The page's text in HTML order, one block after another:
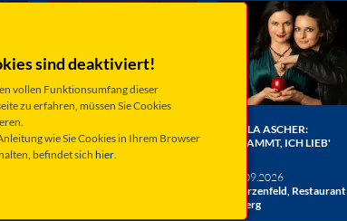
sind deaktiviert!
vollen Funktionsumfang dieser
zu erfahren, müssen Sie Cookies
wie Sie Cookies in Ihrem Browser
befindet sich hier.
DAS JUBILÄUMSKONZERT
verschiedene Termine
ANGELA ASCHER:
VERDAMMT, ICH LIEB'
Sa 19.09.2026
Schwarzenfeld, Restaurant
Miesberg